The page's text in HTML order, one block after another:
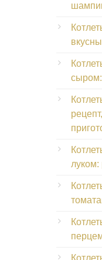
сыром:
луком: